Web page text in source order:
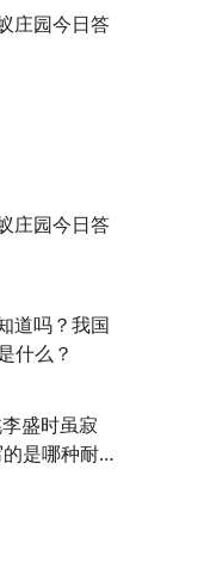
庄园今日答
庄园今日答
道吗？我国
什么？
盛时虽寂
是哪种耐寒